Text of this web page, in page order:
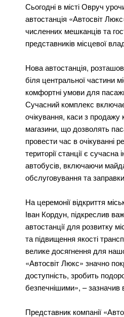
Сьогодні в місті Овруч
автостанція «Автосвіт
численних мешканців та
представників місцевої
Нова автостанція,
біля центральної частини
комфортні умови для
Сучасний комплекс
очікування, каси з продажу
магазини, що дозволять
провести час в очікуванні
території станції є
автобусів, включаючи
обслуговування та
На церемонії відкриття
Іван Кордун, підкреслив
автостанції для розвитку
та підвищення якості
велике досягнення для
«Автосвіт Люкс» значно
доступність, зробить
безпечнішими», – зазначив
Представник компанії